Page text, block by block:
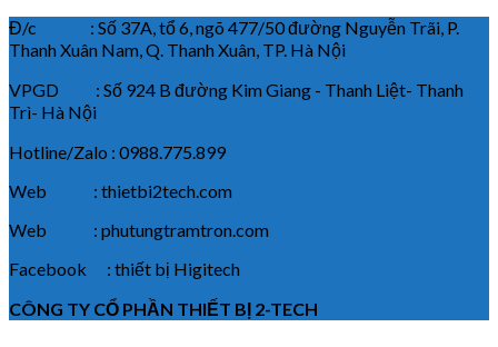
Đ/c : Số 37A, tổ 6, ngõ 477/50 đường Nguyễn Trãi, P.
Thanh Xuân Nam, Q. Thanh Xuân, TP. Hà Nội
VPGD : Số 924 B đường Kim Giang - Thanh Liệt- Thanh
Trì- Hà Nội
Hotline/Zalo : 0988.775.899
Web : thietbi2tech.com
Web : phutungtramtron.com
Facebook : thiết bị Higitech
CÔNG TY CỔ PHẦN THIẾT BỊ 2-TECH